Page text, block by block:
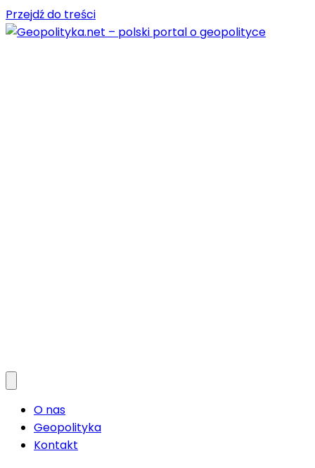
Przejdź do treści
O nas
Geopolityka
Kontakt